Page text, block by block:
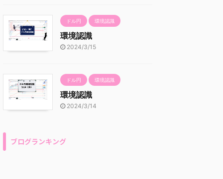
ドル円 環境認識
環境認識
2024/3/15
ドル円 環境認識
環境認識
2024/3/14
ブログランキング